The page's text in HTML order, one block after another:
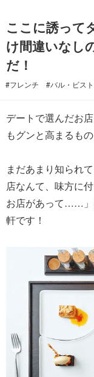
ここに誘って
け間違いなし
だ！
#フレンチ #バル・ビス
デートで選んだお
もグンと高まるもの
まだあまり知られ
店なんて、味方に
お店があって……」
軒です！